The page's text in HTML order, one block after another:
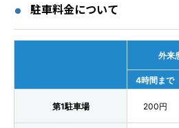
駐車料金について
外来
4時間まで
第1駐車場 200円